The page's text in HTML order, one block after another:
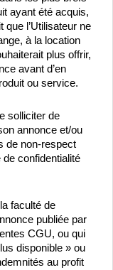
ayant été acquis,
l’Utilisateur ne
à la location
plus offrir,
avant d’en
ou service.
solliciter de
annonce et/ou
de non-respect
confidentialité
faculté de
publiée par
CGU, ou qui
disponible » ou
au profit